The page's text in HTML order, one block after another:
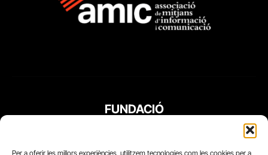
Per a oferir les millors experiències, utilitzem tecnologies com les cookies per a
FUNDACIÓ